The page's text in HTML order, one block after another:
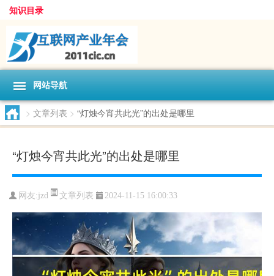
知识目录
网站导航
> 文章列表 > “灯烛今宵共此光”的出处是哪里
“灯烛今宵共此光”的出处是哪里
网友:jzd 文章列表 2024-11-15 16:00:33